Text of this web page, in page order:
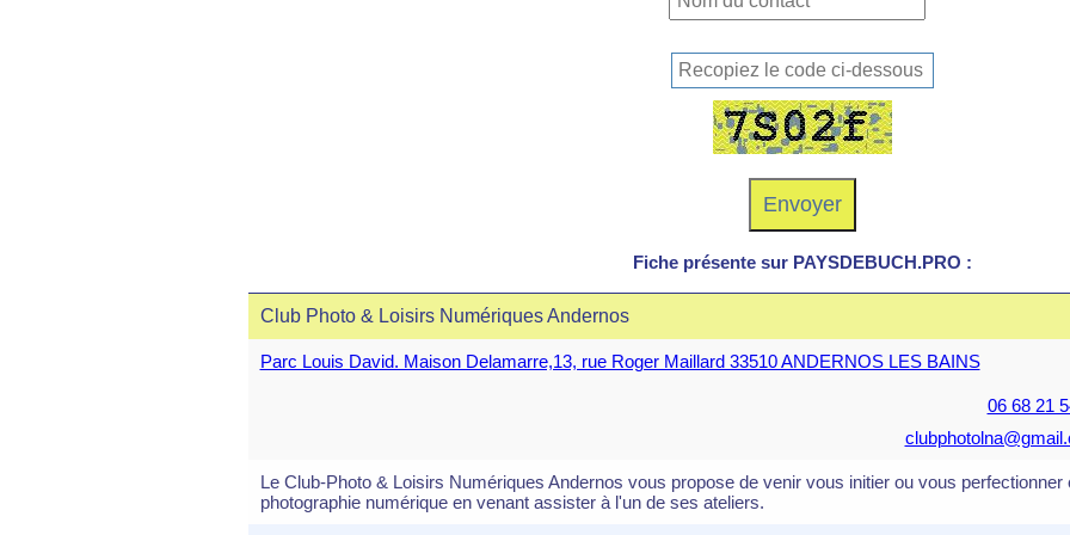
Fiche présente sur PAYSDEBUCH.PRO :
Club Photo & Loisirs Numériques Andernos
Parc Louis David. Maison Delamarre,13, rue Roger Maillard 33510 ANDERNOS LES BAINS
06 68 21
Le Club-Photo & Loisirs Numériques Andernos vous propose de venir vous initier ou vous perfectionner
photographie numérique en venant assister à l'un de ses ateliers.